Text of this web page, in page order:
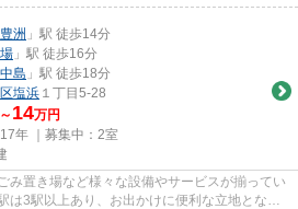
豊洲 」駅 徒歩14分
」駅 徒歩16分
島 」駅 徒歩18分
塩浜 １丁目5-28
14万円
年 ｜募集中： 2室
み置き場など様々な設備やサービスが揃ってい
は3駅以上あり、お出かけに便利な立地となっ